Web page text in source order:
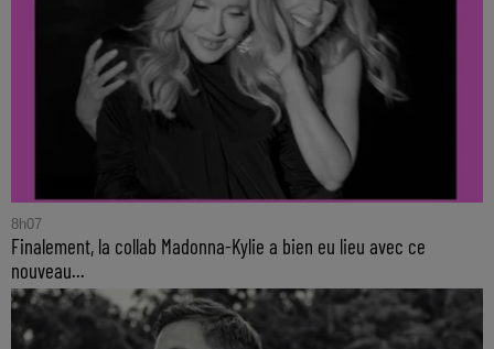
8h07
Finalement, la collab Madonna-Kylie a bien eu lieu avec ce
nouveau...